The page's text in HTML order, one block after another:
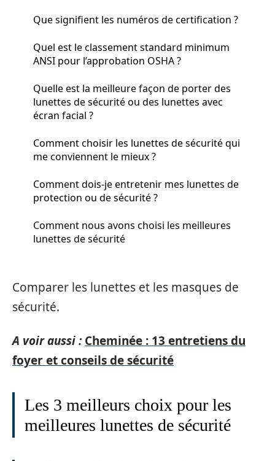
Que signifient les numéros de certification ?
Quel est le classement standard minimum
ANSI pour l’approbation OSHA ?
Quelle est la meilleure façon de porter des
lunettes de sécurité ou des lunettes avec
écran facial ?
Comment choisir les lunettes de sécurité qui
me conviennent le mieux ?
Comment dois-je entretenir mes lunettes de
protection ou de sécurité ?
Comment nous avons choisi les meilleures
lunettes de sécurité
Comparer les lunettes et les masques de
sécurité.
A voir aussi : Cheminée : 13 entretiens du
foyer et conseils de sécurité
Les 3 meilleurs choix pour les
meilleures lunettes de sécurité